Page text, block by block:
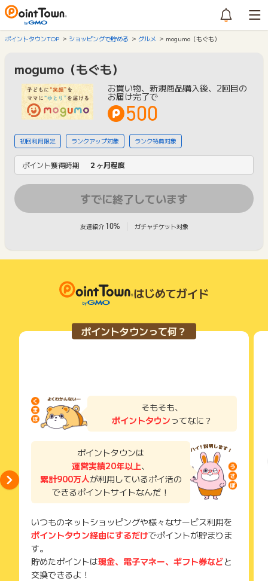
ポイントタウンTOP ショッピングで貯める グルメ mogumo（もぐも）
mogumo（もぐも）
お買い物、新規商品購入後、2回目の
お届け完了で
500
初回利用限定 ランクアップ対象 ランク特典対象
ポイント獲得時期 ２ヶ月程度
すでに終了しています
友達紹介 10% ガチャチケット対象
はじめてガイド
ポイントタウンって何？
そもそも、
ポイントタウンってなに？
ポイントタウンは
運営実績20年以上、
累計900万人が利用しているポイ活の
できるポイントサイトなんだ！
いつものネットショッピングや様々なサービス利用を
ポイントタウン経由にするだけでポイントが貯まりま
す。
貯めたポイントは現金、電子マネー、ギフト券などと
交換できるよ！